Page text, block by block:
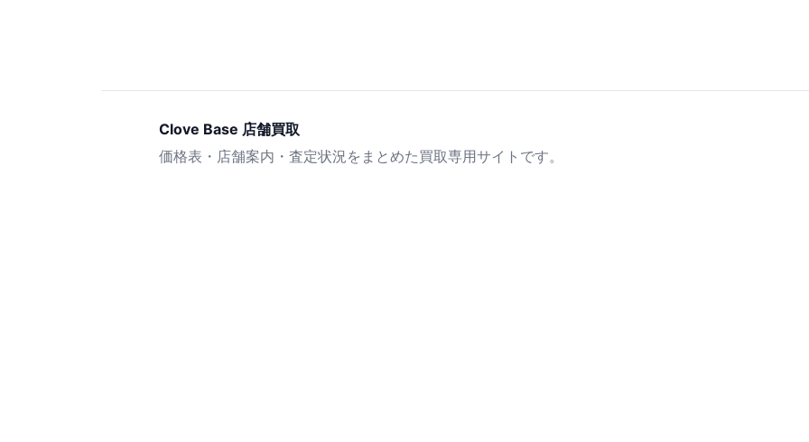
Clove Base 店舗買取
価格表・店舗案内・査定状況をまとめた買取専用サイトです。